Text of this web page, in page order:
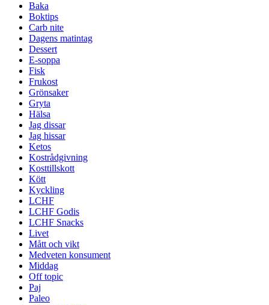
Baka
Boktips
Carb nite
Dagens matintag
Dessert
E-soppa
Fisk
Frukost
Grönsaker
Gryta
Hälsa
Jag dissar
Jag hissar
Ketos
Kostrådgivning
Kosttillskott
Kött
Kyckling
LCHF
LCHF Godis
LCHF Snacks
Livet
Mått och vikt
Medveten konsument
Middag
Off topic
Paj
Paleo